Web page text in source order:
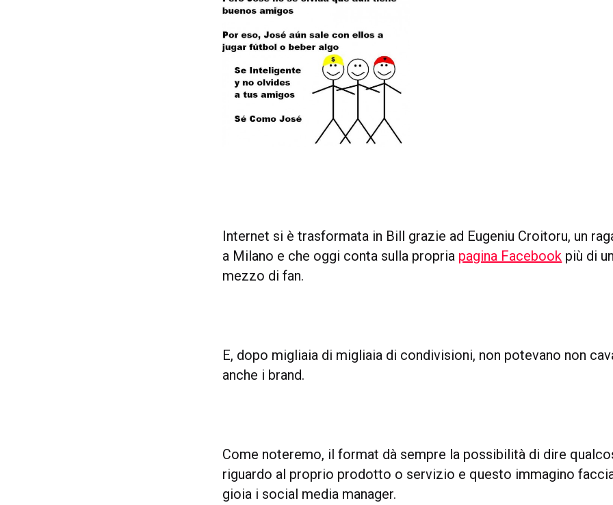
Internet si è trasformata in Bill grazie ad Eugeniu Croitoru, un
a Milano e che oggi conta sulla propria pagina Facebook più di
mezzo di fan.
E, dopo migliaia di migliaia di condivisioni, non potevano non
anche i brand.
Come noteremo, il format dà sempre la possibilità di dire
riguardo al proprio prodotto o servizio e questo immagino
gioia i social media manager.